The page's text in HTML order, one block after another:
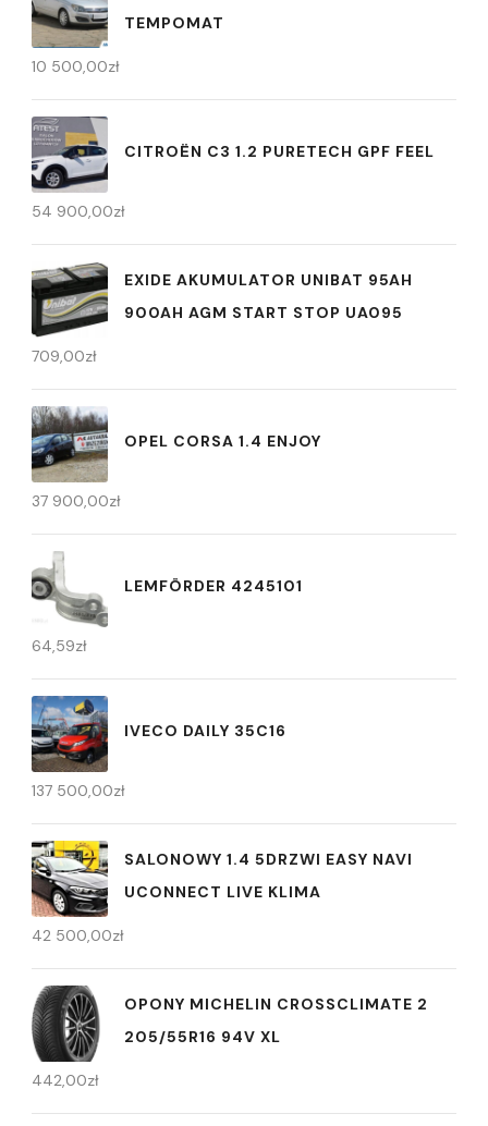
TEMPOMAT
10 500,00zł
CITROËN C3 1.2 PURETECH GPF FEEL
54 900,00zł
EXIDE AKUMULATOR UNIBAT 95AH
900AH AGM START STOP UA095
709,00zł
OPEL CORSA 1.4 ENJOY
37 900,00zł
LEMFÖRDER 4245101
64,59zł
IVECO DAILY 35C16
137 500,00zł
SALONOWY 1.4 5DRZWI EASY NAVI
UCONNECT LIVE KLIMA
42 500,00zł
OPONY MICHELIN CROSSCLIMATE 2
205/55R16 94V XL
442,00zł